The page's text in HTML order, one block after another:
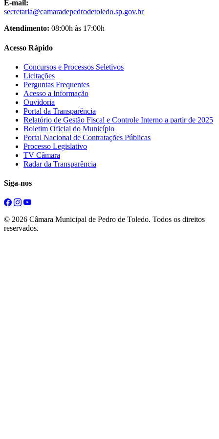
E-mail:
secretaria@camaradepedrodetoledo.sp.gov.br
Atendimento: 08:00h às 17:00h
Acesso Rápido
Concursos e Processos Seletivos
Licitações
Perguntas Frequentes
Acesso a Informação
Ouvidoria
Portal da Transparência
Relatório de Gestão Fiscal e Controle Interno a partir de 2025
Boletim Oficial do Município
Portal Nacional de Contratações Públicas
Processo Legislativo
TV Câmara
Radar da Transparência
Siga-nos
© 2026 Câmara Municipal de Pedro de Toledo. Todos os direitos
reservados.